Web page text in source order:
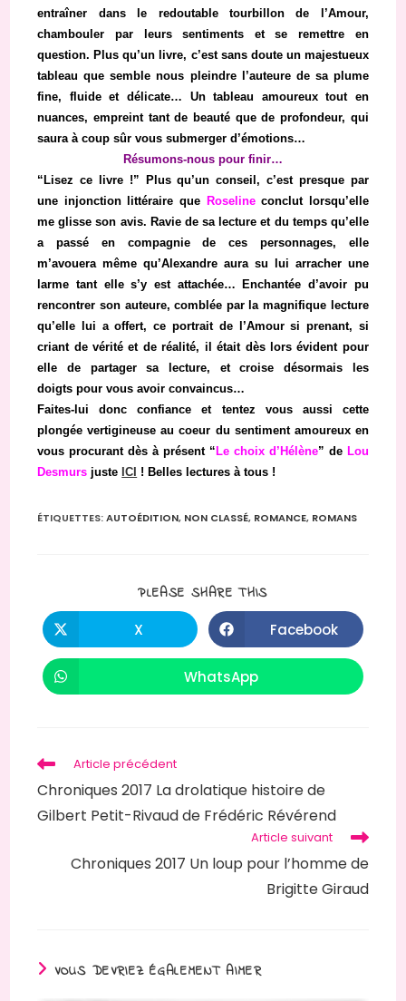
entraîner dans le redoutable tourbillon de l’Amour,
chambouler par leurs sentiments et se remettre en
question. Plus qu’un livre, c’est sans doute un majestueux
tableau que semble nous pleindre l’auteure de sa plume
fine, fluide et délicate… Un tableau amoureux tout en
nuances, empreint tant de beauté que de profondeur, qui
saura à coup sûr vous submerger d’émotions…
Résumons-nous pour finir…
“Lisez ce livre !” Plus qu’un conseil, c’est presque par
une injonction littéraire que Roselineconclut lorsqu’elle
me glisse son avis. Ravie de sa lecture et du temps qu’elle
a passé en compagnie de ces personnages, elle
m’avouera même qu’Alexandre aura su lui arracher une
larme tant elle s’y est attachée… Enchantée d’avoir pu
rencontrer son auteure, comblée par la magnifique lecture
qu’elle lui a offert, ce portrait de l’Amour si prenant, si
criant de vérité et de réalité, il était dès lors évident pour
elle de partager sa lecture, et croise désormais les
doigts pour vous avoir convaincus…
Faites-lui donc confiance et tentez vous aussi cette
plongée vertigineuse au coeur du sentiment amoureux en
vous procurant dès à présent “ Le choix d’Hélène” de Lou
Desmurs juste ICI ! Belles lectures à tous !
ÉTIQUETTES:AUTOÉDITION, NON CLASSÉ, ROMANCE, ROMANS
PLEASE SHARE THISPARTAGER
Ouvrir
dans
une
X Ouvrir
dans
une
Facebook
Ouvrir
dans
WhatsApp
Read
more
articles
Article précédent
Chroniques 2017 La drolatique histoire de
Gilbert Petit-Rivaud de Frédéric Révérend
Article suivant
Chroniques 2017 Un loup pour l’homme de
Brigitte Giraud
VOUS DEVRIEZ ÉGALEMENT AIMER